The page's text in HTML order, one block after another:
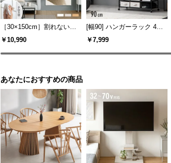
［30×150cm］割れないミ
ラー
￥10,990
[幅90] ハンガーラック 4段
ラック収納 キャスター付き
￥7,999
あなたにおすすめの商品